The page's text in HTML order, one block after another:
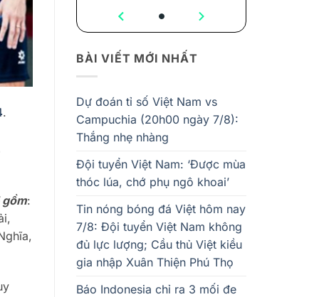
.
:
BÀI VIẾT MỚI NHẤT
Dự đoán tỉ số Việt Nam vs
Campuchia (20h00 ngày 7/8):
Thắng nhẹ nhàng
Đội tuyển Việt Nam: ‘Được mùa
thóc lúa, chớ phụ ngô khoai’
Tin nóng bóng đá Việt hôm nay
7/8: Đội tuyển Việt Nam không
đủ lực lượng; Cầu thủ Việt kiều
gia nhập Xuân Thiện Phú Thọ
Báo Indonesia chỉ ra 3 mối đe